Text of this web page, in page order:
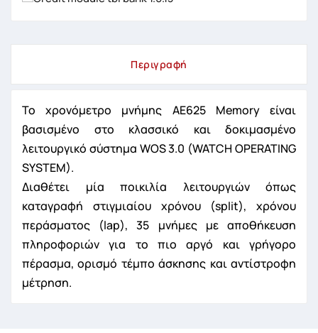
Περιγραφή
Το χρονόμετρο μνήμης AE625 Memory είναι
βασισμένο στο κλασσικό και δοκιμασμένο
λειτουργικό σύστημα WOS 3.0 (WATCH OPERATING
SYSTEM).
Διαθέτει μία ποικιλία λειτουργιών όπως
καταγραφή στιγμιαίου χρόνου (split), χρόνου
περάσματος (lap), 35 μνήμες με αποθήκευση
πληροφοριών για το πιο αργό και γρήγορο
πέρασμα, ορισμό τέμπο άσκησης και αντίστροφη
μέτρηση.